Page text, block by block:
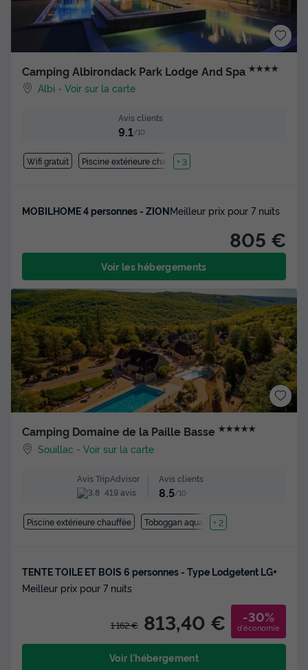
Camping Albirondack Park Lodge And Spa ★★★★
Albi -Voir sur la carte
Avis clients
9.1/10
Wifi gratuit Piscine extérieure chauffée
+ 3
MOBILHOME 4 personnes - ZIONMeilleur prix pour 7 nuits
805 €
Voir les hébergements
Camping Domaine de la Paille Basse ★★★★★
Souillac -Voir sur la carte
Avis TripAdvisor
419 avis
Avis clients
8.5/10
Piscine extérieure chauffée Toboggan aquatique
+ 2
TENTE TOILE ET BOIS 6 personnes - Type Lodgetent LG+
Meilleur prix pour 7 nuits
1 162 € 813,40 € -30%
d'économie
Voir l'hébergement